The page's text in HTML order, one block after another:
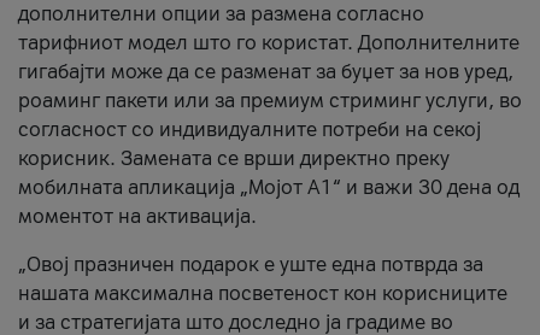
дополнителни опции за размена согласно
тарифниот модел што го користат. Дополнителните
гигабајти може да се разменат за буџет за нов уред,
роаминг пакети или за премиум стриминг услуги, во
согласност со индивидуалните потреби на секој
корисник. Замената се врши директно преку
мобилната апликација „Мојот А1“ и важи 30 дена од
моментот на активација.
„Овој празничен подарок е уште една потврда за
нашата максимална посветеност кон корисниците
и за стратегијата што доследно ја градиме во